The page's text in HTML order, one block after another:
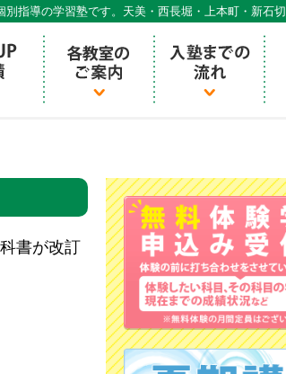
指導の学習塾です。天美・西長堀・上本町・新石切
書が改訂